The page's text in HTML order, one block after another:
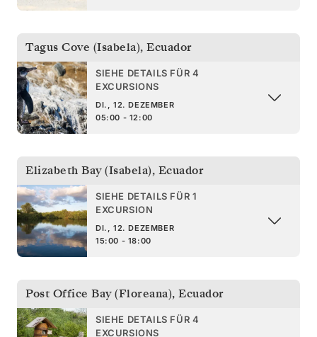
Tagus Cove (Isabela), Ecuador
SIEHE DETAILS FÜR 4
EXCURSIONS
DI., 12. DEZEMBER
05:00 - 12:00
Elizabeth Bay (Isabela), Ecuador
SIEHE DETAILS FÜR 1
EXCURSION
DI., 12. DEZEMBER
15:00 - 18:00
Post Office Bay (Floreana), Ecuador
SIEHE DETAILS FÜR 4
EXCURSIONS